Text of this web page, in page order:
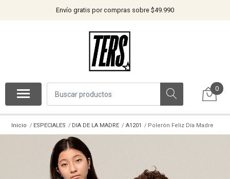
Envío gratis por compras sobre $49.990
0
Inicio ESPECIALES DIA DE LA MADRE A1201 Polerón Feliz Día Madre